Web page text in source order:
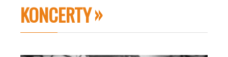
KONCERTY